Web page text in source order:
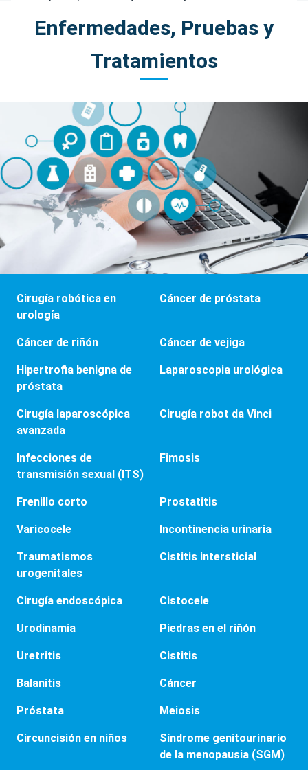
Enfermedades, Pruebas y
Tratamientos
Cirugía robótica en
urología
Cáncer de próstata
Cáncer de riñón Cáncer de vejiga
Hipertrofia benigna de
próstata
Laparoscopia urológica
Cirugía laparoscópica
avanzada
Cirugía robot da Vinci
Infecciones de
transmisión sexual (ITS)
Fimosis
Frenillo corto Prostatitis
Varicocele Incontinencia urinaria
Traumatismos
urogenitales
Cistitis intersticial
Cirugía endoscópica Cistocele
Urodinamia Piedras en el riñón
Uretritis Cistitis
Balanitis Cáncer
Próstata Meiosis
Circuncisión en niños
Síndrome genitourinario
de la menopausia (SGM)